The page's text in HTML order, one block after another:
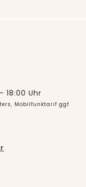
18:00 Uhr
Mobilfunktarif ggf.